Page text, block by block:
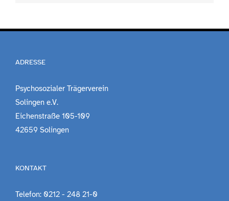
ADRESSE
Psychosozialer Trägerverein
Solingen e.V.
Eichenstraße 105-109
42659 Solingen
KONTAKT
Telefon: 0212 - 248 21-0